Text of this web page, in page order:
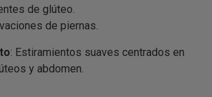
de glúteo.
de piernas.
: Estiramientos suaves centrados en
y abdomen.